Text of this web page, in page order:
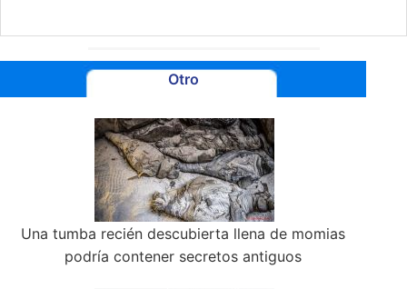
Otro
Una tumba recién descubierta llena de momias
podría contener secretos antiguos